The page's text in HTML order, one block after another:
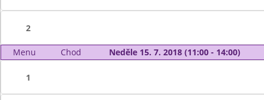
2
Menu Chod Neděle 15. 7. 2018 (11:00 - 14:00)
1